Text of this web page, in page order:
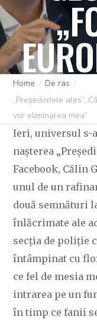
VOR
C OVIDIU
Home
De ras
„Președintele ales”,
vor eliminarea mea”
Ieri, universul s-
nașterea
Facebook, Călin
unul de un
două semnături
înlăcrimate ale
secția de poliție
întâmpinat cu
ce fel de mesia
intrarea pe un
în timp ce fanii